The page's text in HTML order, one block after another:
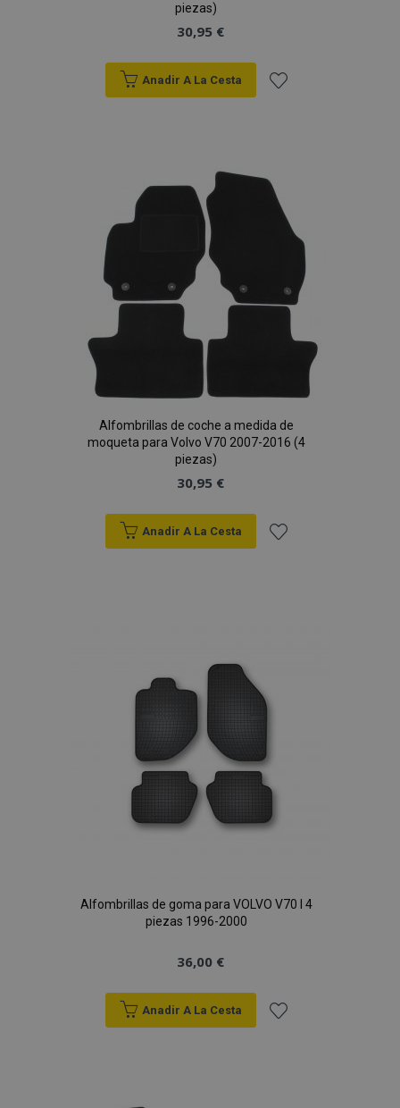
piezas)
30,95 €
Anadir A La Cesta
Lista
de
Deseos
Alfombrillas de coche a medida de
moqueta para Volvo V70 2007-2016 (4
piezas)
30,95 €
Anadir A La Cesta
Deseos
Alfombrillas de goma para VOLVO V70 I 4
piezas 1996-2000
36,00 €
Anadir A La Cesta